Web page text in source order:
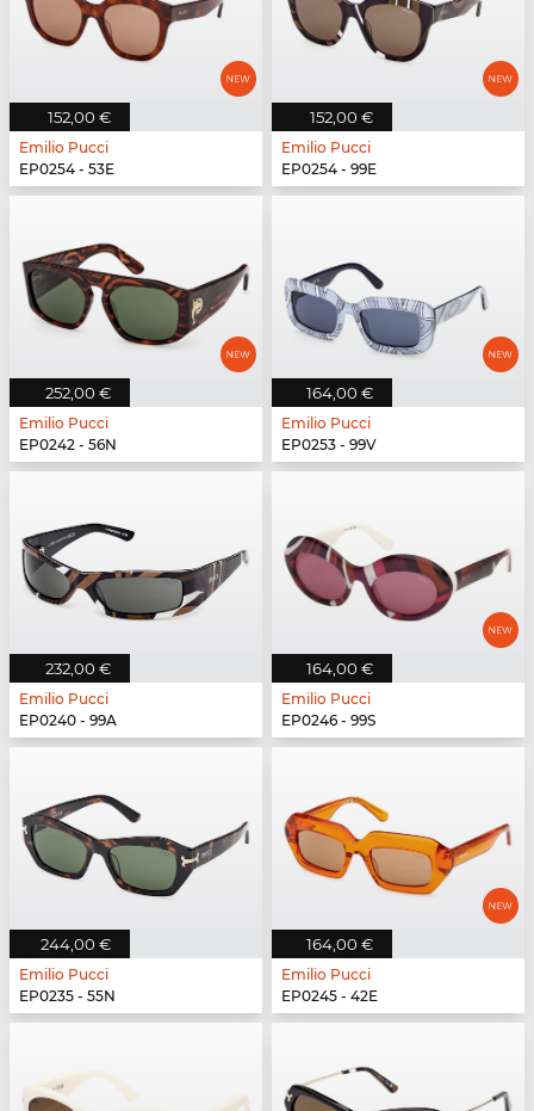
152,00 €
Emilio Pucci
EP0254 - 53E
152,00 €
Emilio Pucci
EP0254 - 99E
252,00 €
Emilio Pucci
EP0242 - 56N
164,00 €
Emilio Pucci
EP0253 - 99V
232,00 €
Emilio Pucci
EP0240 - 99A
164,00 €
Emilio Pucci
EP0246 - 99S
244,00 €
Emilio Pucci
EP0235 - 55N
164,00 €
Emilio Pucci
EP0245 - 42E